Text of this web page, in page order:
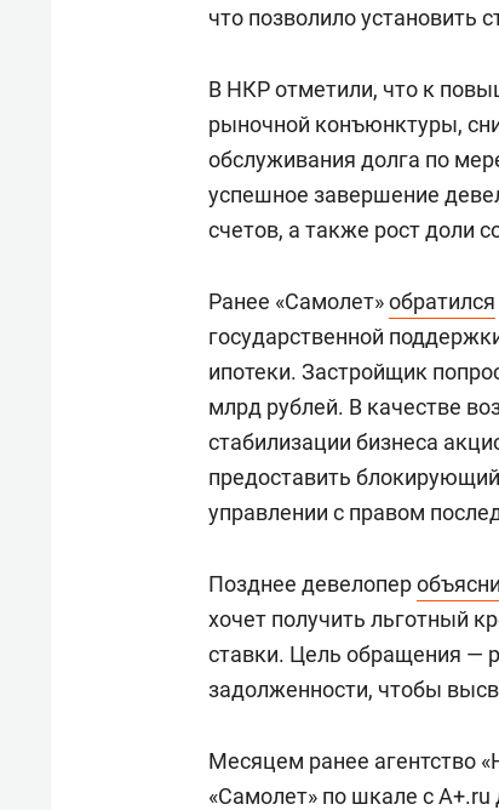
что позволило установить
В НКР отметили, что к
рыночной конъюнктуры,
обслуживания долга по
успешное завершение
счетов, а также рост доли
Ранее «Самолет»обратился
государственной
ипотеки. Застройщик
млрд рублей. В качестве
стабилизации бизнеса
предоставить
управлении с правом
Позднее девелопер
хочет получить льготный
ставки. Цель обращения —
задолженности, чтобы
Месяцем ранее агентство
«Самолет» по шкале с A+.ru